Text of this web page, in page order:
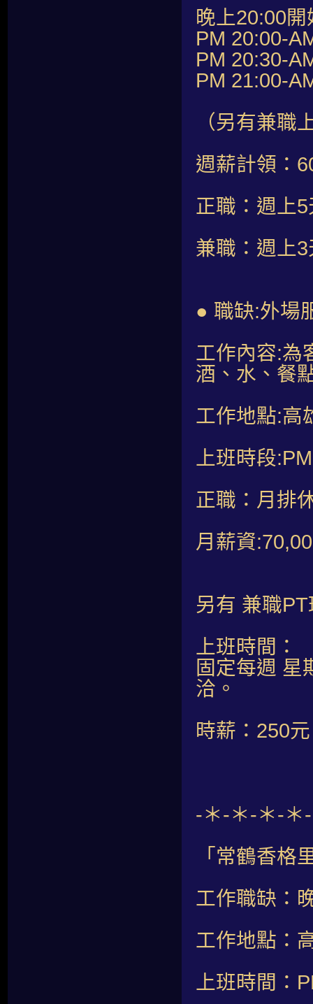
晚上20:00開
PM 20:00-
PM 20:30-
PM 21:00-
（另有兼職
週薪計領：
正職：週上
兼職：週上
● 職缺:外場
工作內容:為
酒、水、餐
工作地點:高
上班時段
正職：月排
月薪資
另有 兼職
上班時間：
固定每週 星
洽。
時薪：250
-＊-＊-＊-＊
「常鶴香格
工作職缺：
工作地點：
上班時間：